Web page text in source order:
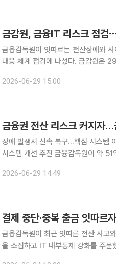
금감원, 금융IT 리스크 점검
금융감독원이 잇따르는 전산장애와
대응 체계 점검에 나섰다. 금감원은 29일 전자금융업무를 수행하는 491개 금융회사를 대상으로
했다. 금감원은 최근 생성형 AI 활
2026-06-29 15:00
금융권 전산 리스크 커지자
장애 발생시 신속 복구…핵심 시스템
시스템 개선 추진 금융감독원이 약 51억원을 투입해 정보시스템 안정성 강화에 나선다. 노후 전산장
킹 등 비상 상황에서도 업무가 중단되
2026-06-29 14:49
결제 중단·중복 출금 잇따르
금융감독원이 최근 잇따른 전산 사고
을 소집하고 IT 내부통제 강화를 주문